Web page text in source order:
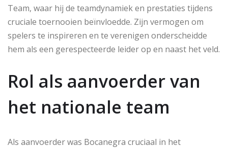
Team, waar hij de teamdynamiek en prestaties tijdens
cruciale toernooien beïnvloedde. Zijn vermogen om
spelers te inspireren en te verenigen onderscheidde
hem als een gerespecteerde leider op en naast het veld.
Rol als aanvoerder van
het nationale team
Als aanvoerder was Bocanegra cruciaal in het